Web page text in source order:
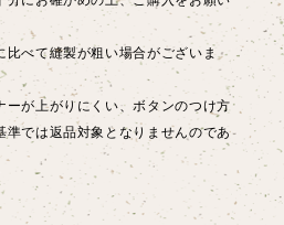
べて縫製が粗い場合がございま
ーが上がりにくい、ボタンのつけ方
準では返品対象となりませんのであ